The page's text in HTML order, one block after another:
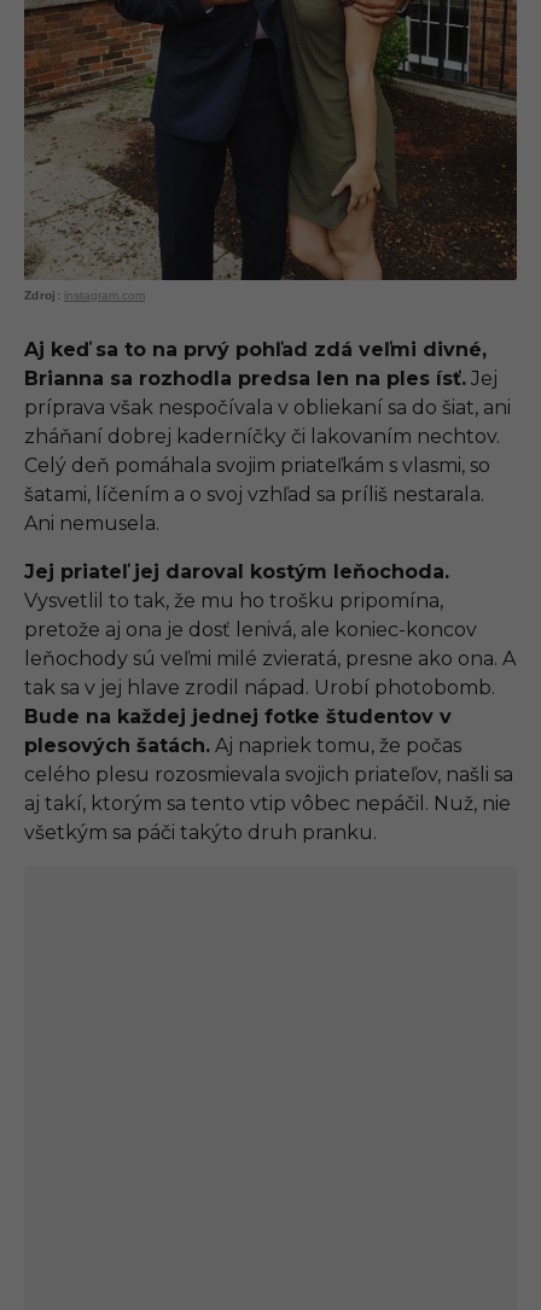
instagram.com
Aj keď sa to na prvý pohľad zdá veľmi divné,
Brianna sa rozhodla predsa len na ples ísť. Jej
príprava však nespočívala v obliekaní sa do šiat, ani
zháňaní dobrej kaderníčky či lakovaním nechtov.
Celý deň pomáhala svojim priateľkám s vlasmi, so
šatami, líčením a o svoj vzhľad sa príliš nestarala.
Ani nemusela.
Jej priateľ jej daroval kostým leňochoda.
Vysvetlil to tak, že mu ho trošku pripomína,
pretože aj ona je dosť lenivá, ale koniec-koncov
leňochody sú veľmi milé zvieratá, presne ako ona. A
tak sa v jej hlave zrodil nápad. Urobí photobomb.
Bude na každej jednej fotke študentov v
plesových šatách. Aj napriek tomu, že počas
celého plesu rozosmievala svojich priateľov, našli sa
aj takí, ktorým sa tento vtip vôbec nepáčil. Nuž, nie
všetkým sa páči takýto druh pranku.